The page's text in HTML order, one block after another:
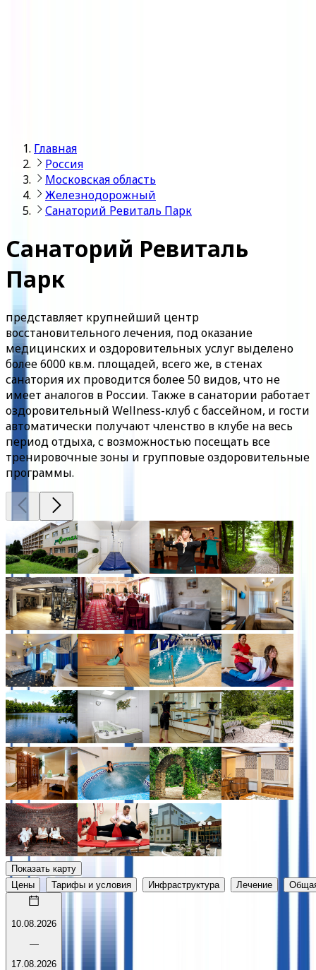
Главная
Россия
Московская область
Железнодорожный
Санаторий Ревиталь Парк
Санаторий Ревиталь
Парк
представляет крупнейший центр
восстановительного лечения, под оказание
медицинских и оздоровительных услуг выделено
более 6000 кв.м. площадей, всего же, в стенах
санатория их проводится более 50 видов, что не
имеет аналогов в России. Также в санатории работает
оздоровительный Wellness-клуб с бассейном, и гости
автоматически получают членство в клубе на весь
период отдыха, с возможностью посещать все
тренировочные зоны и групповые оздоровительные
программы.
Показать карту
Цены
Тарифы и условия Инфраструктура Лечение
10.08.2026
—
17.08.2026